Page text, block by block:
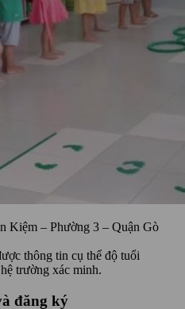
Kiệm – Phường 3 – Quận Gò
thông tin cụ thể độ tuổi
trường xác minh.
đăng ký